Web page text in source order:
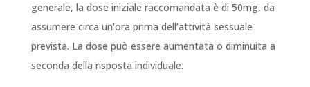
generale, la dose iniziale raccomandata è di 50mg, da
assumere circa un’ora prima dell’attività sessuale
prevista. La dose può essere aumentata o diminuita a
seconda della risposta individuale.